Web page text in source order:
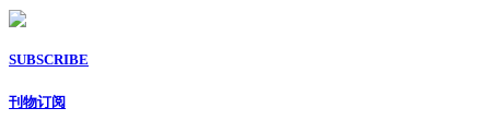
SUBSCRIBE
刊物订阅